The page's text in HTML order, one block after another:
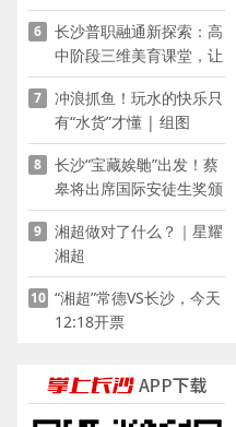
溺水课堂搬到乡村青少年
家门口
6
长沙普职融通新探索：高
中阶段三维美育课堂，让
少年向美而生
7
冲浪抓鱼！玩水的快乐只
有“水货”才懂 | 组图
8
长沙“宝藏娭毑”出发！蔡
皋将出席国际安徒生奖颁
奖典礼并领奖
9
湘超做对了什么？｜星耀
湘超
10 “湘超”常德VS长沙，今天
12:18开票